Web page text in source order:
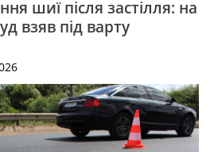
шиї після застілля: на
взяв під варту